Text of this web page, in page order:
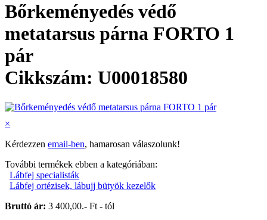
Bőrkeményedés védő
metatarsus párna FORTO 1
pár
Cikkszám: U00018580
×
Kérdezzen email-ben, hamarosan válaszolunk!
További termékek ebben a kategóriában:
Lábfej specialisták
Lábfej ortézisek, lábujj bütyök kezelők
Bruttó ár: 3 400,00.- Ft - tól